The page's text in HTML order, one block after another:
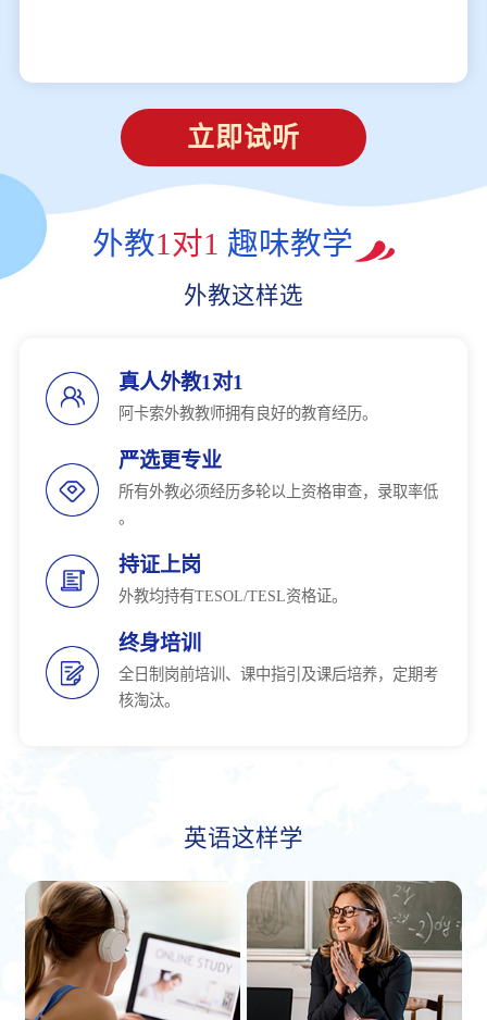
立即试听
外教1对1 趣味教学
外教这样选
真人外教1对1
阿卡索外教教师拥有良好的教育经历。
严选更专业
所有外教必须经历多轮以上资格审查，录取率低
。
持证上岗
外教均持有TESOL/TESL资格证。
终身培训
全日制岗前培训、课中指引及课后培养，定期考
核淘汰。
英语这样学